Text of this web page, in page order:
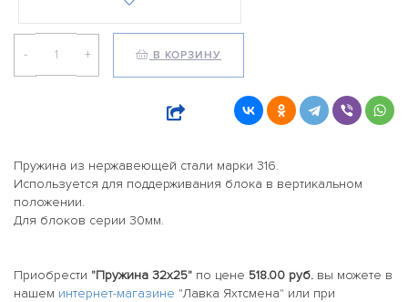
- + В КОРЗИНУ
Пружина из нержавеющей стали марки 316.
Используется для поддерживания блока в вертикальном
положении.
Для блоков серии 30мм.
Приобрести "Пружина 32x25" по цене 518.00 руб. вы можете в
нашем интернет-магазине "Лавка Яхтсмена" или при